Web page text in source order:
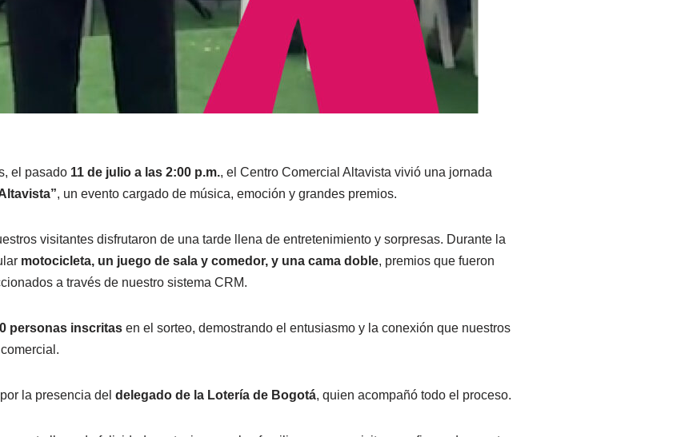
el pasado 11 de julio a las 2:00 p.m., el Centro Comercial Altavista vivió una jornada
, un evento cargado de música, emoción y grandes premios.
visitantes disfrutaron de una tarde llena de entretenimiento y sorpresas. Durante la
motocicleta, un juego de sala y comedor, y una cama doble, premios que fueron
a través de nuestro sistema CRM.
personas inscritasen el sorteo, demostrando el entusiasmo y la conexión que nuestros
la presencia del delegado de la Lotería de Bogotá, quien acompañó todo el proceso.